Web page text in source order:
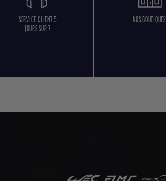
SERVICE CLIENT 5
JOURS SUR 7
NOS BOUTIQUES